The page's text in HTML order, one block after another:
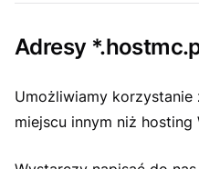
Adresy
Umożliwiamy
miejscu innym niż hosting